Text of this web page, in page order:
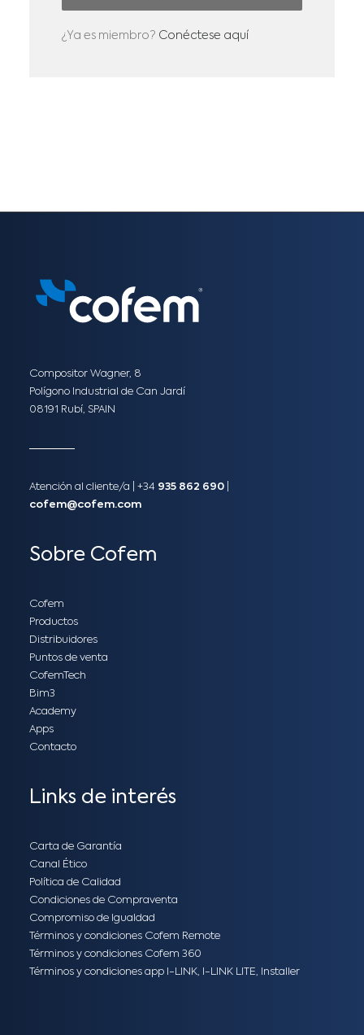
¿Ya es miembro? Conéctese aquí
Compositor Wagner, 8
Polígono Industrial de Can Jardí
08191 Rubí, SPAIN
Atención al cliente/a​ | +34 935 862 690
cofem@cofem.com
Sobre Cofem
Cofem
Productos
Distribuidores
Puntos de venta
CofemTech
Bim3
Academy
Apps
Contacto
Links de interés
Carta de Garantía
Canal Ético
Política de Calidad
Condiciones de Compraventa
Compromiso de Igualdad
Términos y condiciones Cofem Remote
Términos y condiciones Cofem 360
Términos y condiciones app I-LINK, I-LINK LITE, Installer